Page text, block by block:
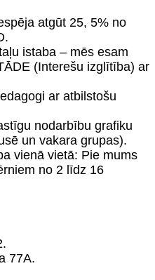
atgūt 25, 5% no
istaba – mēs esam
(Interešu izglītība) ar
ar atbilstošu
nodarbību grafiku
un vakara grupas).
vienā vietā: Pie mums
no 2 līdz 16
77A.